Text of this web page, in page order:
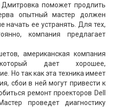
поможет продлить
опытный мастер должен
начать ее устранять. Для тех,
компания предлагает
американская компания
дает хорошее,
Но так как эта техника имеет
сбои в ней могут привести к
ремонт проекторов Dell
проведет диагностику